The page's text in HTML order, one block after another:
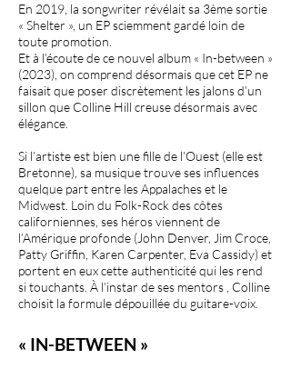
En 2019, la songwriter révélait sa 3ème sortie
« Shelter », un EP sciemment gardé loin de
toute promotion.
Et à l’écoute de ce nouvel album « In-between »
(2023), on comprend désormais que cet EP ne
faisait que poser discrètement les jalons d’un
sillon que Colline Hill creuse désormais avec
élégance.
Si l’artiste est bien une fille de l’Ouest (elle est
Bretonne), sa musique trouve ses influences
quelque part entre les Appalaches et le
Midwest. Loin du Folk-Rock des côtes
californiennes, ses héros viennent de
l’Amérique profonde (John Denver, Jim Croce,
Patty Griffin, Karen Carpenter, Eva Cassidy) et
portent en eux cette authenticité qui les rend
si touchants. À l’instar de ses mentors , Colline
choisit la formule dépouillée du guitare-voix.
« IN-BETWEEN »